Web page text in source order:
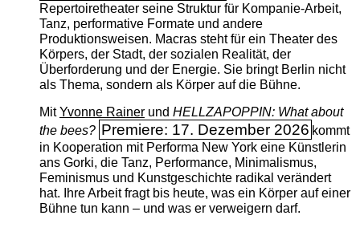
Repertoiretheater seine Struktur für Kompanie-Arbeit,
Tanz, performative Formate und andere
Produktionsweisen. Macras steht für ein Theater des
Körpers, der Stadt, der sozialen Realität, der
Überforderung und der Energie. Sie bringt Berlin nicht
als Thema, sondern als Körper auf die Bühne.
MitYvonne Rainerund HELLZAPOPPIN: What about
the bees? Premiere: 17. Dezember 2026 kommt
in Kooperation mit Performa New York eine Künstlerin
ans Gorki, die Tanz, Performance, Minimalismus,
Feminismus und Kunstgeschichte radikal verändert
hat. Ihre Arbeit fragt bis heute, was ein Körper auf einer
Bühne tun kann – und was er verweigern darf.